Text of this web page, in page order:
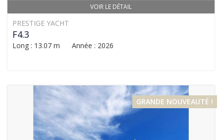
VOIR LE DÉTAIL
PRESTIGE YACHT
F4.3
Long : 13.07 m Année : 2026
GRANDE NOUVEAUTÉ !